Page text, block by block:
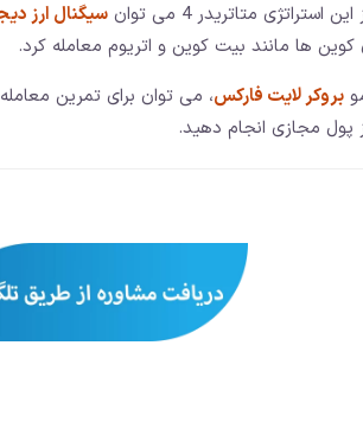
استراتژی متاتریدر 4 می توان سیگنال ارز
کوین ها مانند بیت کوین و اتریوم معامله کرد.
بروکر لایت فارکس، می توان برای تمرین
پول مجازی انجام دهید.